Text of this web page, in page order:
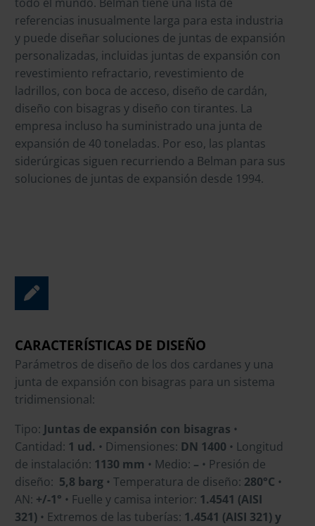
referencias inusualmente larga para esta industria
y puede diseñar soluciones de juntas de expansión
personalizadas, incluidas juntas de expansión con
revestimiento refractario, revestimiento de
ladrillos, con boca de acceso, diseño de cardán,
diseño con bisagras y diseño con tirantes. La
empresa incluso ha suministrado una junta de
expansión de 40 toneladas. Por eso, las plantas
siderúrgicas siguen recurriendo a Belman para sus
soluciones de juntas de expansión desde 1994.
CARACTERÍSTICAS DE DISEÑO
Parámetros de diseño de los dos cardanes y una
junta de expansión con bisagras para un sistema
tridimensional:
Tipo: Juntas de expansión con bisagras •
Cantidad: 1 ud. • Dimensiones: DN 1400 • Longitud
de instalación: 1130 mm • Medio: – • Presión de
diseño: 5,8 barg • Temperatura de diseño: 280°C •
AN: +/-1° • Fuelle y camisa interior: 1.4541 (AISI
321) • Extremos de las tuberías: 1.4541 (AISI 321)y